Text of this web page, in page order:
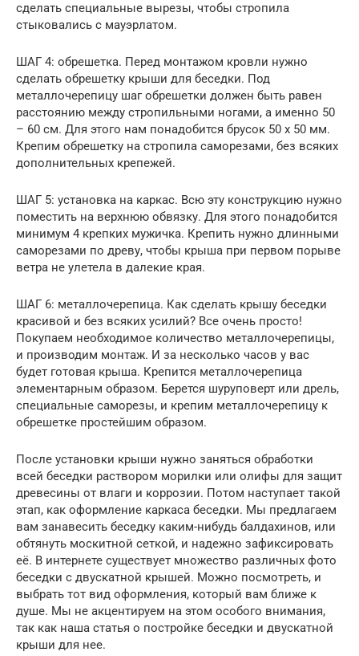
сделать специальные вырезы, чтобы стропила
стыковались с мауэрлатом.
ШАГ 4: обрешетка. Перед монтажом кровли нужно
сделать обрешетку крыши для беседки. Под
металлочерепицу шаг обрешетки должен быть равен
расстоянию между стропильными ногами, а именно 50
– 60 см. Для этого нам понадобится брусок 50 х 50 мм.
Крепим обрешетку на стропила саморезами, без всяких
дополнительных крепежей.
ШАГ 5: установка на каркас. Всю эту конструкцию нужно
поместить на верхнюю обвязку. Для этого понадобится
минимум 4 крепких мужичка. Крепить нужно длинными
саморезами по древу, чтобы крыша при первом порыве
ветра не улетела в далекие края.
ШАГ 6: металлочерепица. Как сделать крышу беседки
красивой и без всяких усилий? Все очень просто!
Покупаем необходимое количество металлочерепицы,
и производим монтаж. И за несколько часов у вас
будет готовая крыша. Крепится металлочерепица
элементарным образом. Берется шуруповерт или дрель,
специальные саморезы, и крепим металлочерепицу к
обрешетке простейшим образом.
После установки крыши нужно заняться обработки
всей беседки раствором морилки или олифы для защит
древесины от влаги и коррозии. Потом наступает такой
этап, как оформление каркаса беседки. Мы предлагаем
вам занавесить беседку каким-нибудь балдахинов, или
обтянуть москитной сеткой, и надежно зафиксировать
её. В интернете существует множество различных фото
беседки с двускатной крышей. Можно посмотреть, и
выбрать тот вид оформления, который вам ближе к
душе. Мы не акцентируем на этом особого внимания,
так как наша статья о постройке беседки и двускатной
крыши для нее.